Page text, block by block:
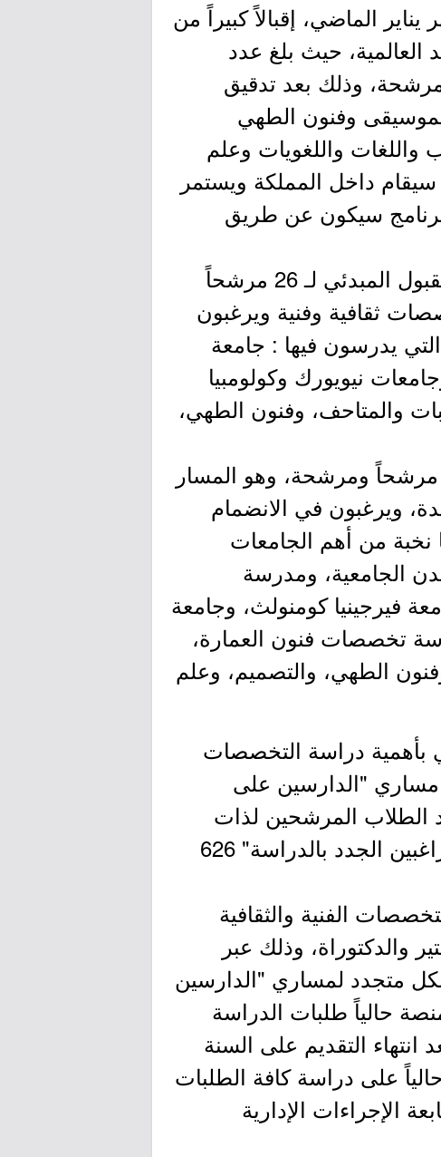
الماضي، إقبالاً كبيراً من
العالمية، حيث بلغ عدد
الراغبين الجدد بالدراسة 1040 مرشحاً ومرشحة، وذلك بعد تدقيق
وفنون الطهي
واللغات واللغويات وعلم
سيقام داخل المملكة ويستمر
سيكون عن طريق
وفي المسار الثاني المخصص للدارسين على حسابهم الخاص، جرى القبول المبدئي لـ 26 مرشحاً
ثقافية وفنية ويرغبون
يدرسون فيها : جامعة
نيويورك وكولومبيا
والمتاحف، وفنون الطهي،
أما مسار الحاصلين على قبول مسبق، فقد جرى القبول المبدئي لـ 91 مرشحاً ومرشحة، وهو المسار
ويرغبون في الانضمام
نخبة من أهم الجامعات
الجامعية، ومدرسة
فيرجينيا كومنولث، وجامعة
تخصصات فنون العمارة،
الطهي، والتصميم، وعلم
بأهمية دراسة التخصصات
مساري "الدارسين على
65 طالبة فيما بلغ عدد الطلاب المرشحين لذات
المسارين 52 طالباً, بينما بلغ عدد المرشحات المقبولات في مسار "الراغبين الجدد بالدراسة" 626
الفنية والثقافية
والدكتوراة، وذلك عبر
متجدد لمساري "الدارسين
حالياً طلبات الدراسة
انتهاء التقديم على السنة
حالياً على دراسة كافة الطلبات
الإجراءات الإدارية